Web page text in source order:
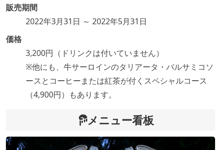
販売期間
2022年3月31日 ～ 2022年5月31日
価格
3,200円（ドリンクは付いていません）
※他にも、牛サーロインのタリアータ・バルサミコソ
ースとコーヒーまたは紅茶が付くスペシャルコース
（4,900円）もあります。
メニュー看板